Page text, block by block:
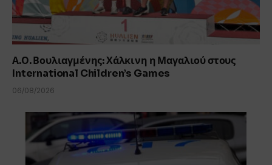
Α.Ο. Βουλιαγμένης: Χάλκινη η Μαγαλιού στους
International Children’s Games
06/08/2026